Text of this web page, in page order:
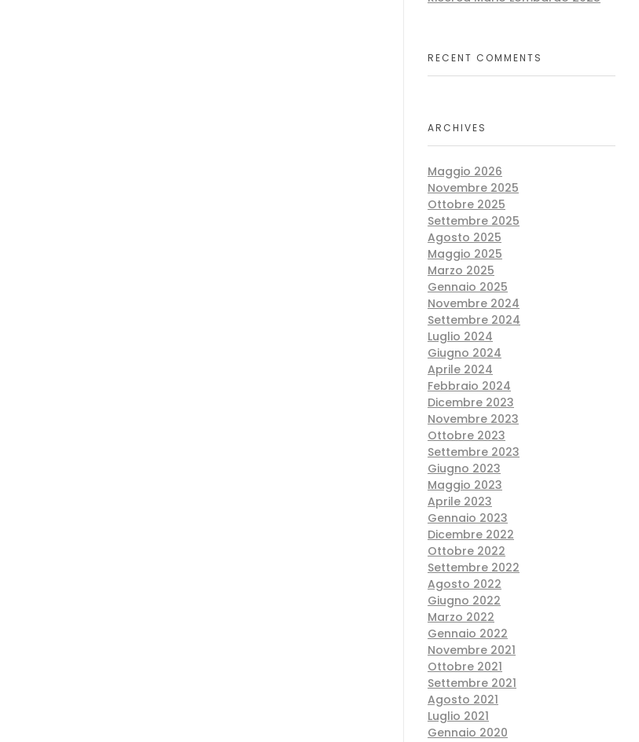
RECENT COMMENTS
ARCHIVES
Maggio 2026
Novembre 2025
Ottobre 2025
Settembre 2025
Agosto 2025
Maggio 2025
Marzo 2025
Gennaio 2025
Novembre 2024
Settembre 2024
Luglio 2024
Giugno 2024
Aprile 2024
Febbraio 2024
Dicembre 2023
Novembre 2023
Ottobre 2023
Settembre 2023
Giugno 2023
Maggio 2023
Aprile 2023
Gennaio 2023
Dicembre 2022
Ottobre 2022
Settembre 2022
Agosto 2022
Giugno 2022
Marzo 2022
Gennaio 2022
Novembre 2021
Ottobre 2021
Settembre 2021
Agosto 2021
Luglio 2021
Gennaio 2020